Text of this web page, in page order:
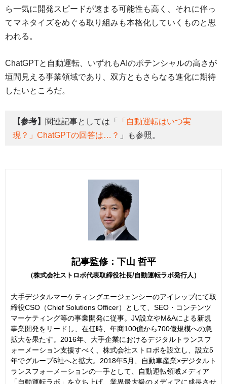
ら一気に開発スピードが速まる可能性も高く、それに伴っ
てマネタイズをめぐる取り組みも本格化していくものと思
われる。
ChatGPTと自動運転、いずれもAIのポテンシャルの高さが
垣間見える事業領域であり、双方ともさらなる進化に期待
したいところだ。
【参考】 関連記事としては「
「自動運転はいつ実
現？」ChatGPTの回答は…？ 」も参照。
記事監修：下山 哲平
（株式会社ストロボ代表取締役社長/自動運転ラボ発行人）
大手デジタルマーケティングエージェンシーのアイレップにて取
締役CSO（Chief Solutions Officer）として、SEO・コンテンツ
マーケティング等の事業開発に従事。JV設立やM&Aによる新規
事業開発をリードし、在任時、年商100億から700億規模への急
拡大を果たす。2016年、大手企業におけるデジタルトランスフ
ォーメーション支援すべく、株式会社ストロボを設立し、設立5
年でグループ6社へと拡大。2018年5月、自動車産業×デジタルト
ランスフォーメーションの一手として、自動運転領域メディア
「自動運転ラボ」を立ち上げ、業界最大級のメディアに成長させ